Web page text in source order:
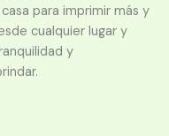
para imprimir más y
cualquier lugar y
y